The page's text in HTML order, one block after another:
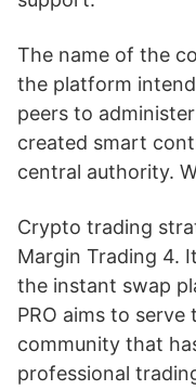
The name of the
the platform
peers to
created smart
central authority.
Crypto trading
Margin Trading 4.
the instant swap
PRO aims to
community that
professional